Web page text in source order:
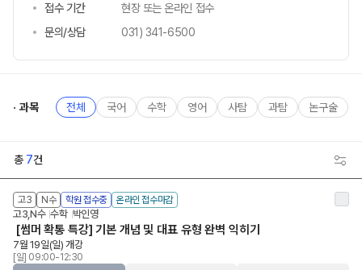
접수 기간
현장 또는 온라인 접수
문의/상담
031) 341-6500
과목 전체 국어 수학 영어 사탐 과탐 논구술
총 7건
고3 N수 학원 접수중 온라인 접수마감
고3,N수 수학 박인영
[썸머 확통 특강] 기본 개념 및 대표 유형 완벽 익히기
7월 19일(일) 개강
[일] 09:00-12:30